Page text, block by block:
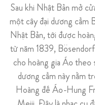
Sau khi Nhật Bản mở
một cây đại dương cầm
Nhật Bản, tới được
từ năm 1839,
cho hoàng gia Áo theo
dương cầm này nằm
Hoàng đế Áo-Hung